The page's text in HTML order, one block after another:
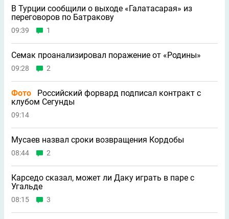
В Турции сообщили о выходе «Галатасарая» из
переговоров по Батракову
09:39 1
Семак проанализировал поражение от «Родины»
09:28 2
Фото
Российский форвард подписал контракт с
клубом Сегунды
09:14
Мусаев назвал сроки возвращения Кордобы
08:44 2
Карседо сказал, может ли Даку играть в паре с
Угальде
08:15 3